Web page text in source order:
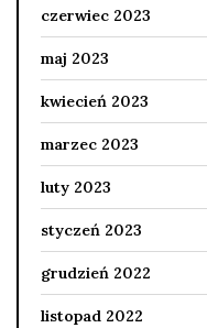
czerwiec 2023
maj 2023
kwiecień 2023
marzec 2023
luty 2023
styczeń 2023
grudzień 2022
listopad 2022